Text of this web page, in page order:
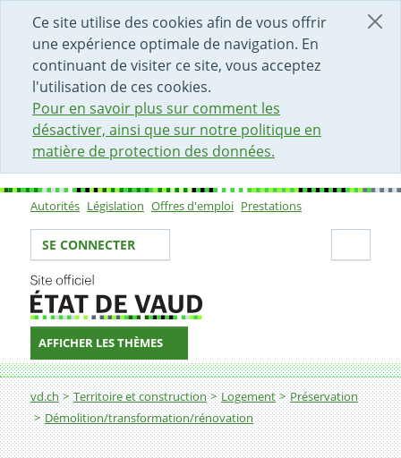
Ce site utilise des cookies afin de vous offrir
une expérience optimale de navigation. En
continuant de visiter ce site, vous acceptez
l'utilisation de ces cookies.
Pour en savoir plus sur comment les
désactiver, ainsi que sur notre politique en
matière de protection des données.
DÉBUT DU CONTENU DE LA PAGE
ACCÈS AU CHAMP DE RECHERCHE
PAGE D'ACCUEIL
FORMULAIRE DE CONTACT
Sous-navigation
Autorités Législation Offres d'emploi Prestations
Votre identité
SE CONNECTER
AFFICHER LES THÈMES
Fil d'Ariane
vd.ch Territoire et construction Logement
Préservation
Démolition/transformation/rénovation
Faire une demande